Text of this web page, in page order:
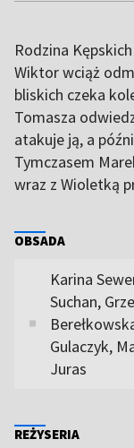
Rodzina
Wiktor wciąż
bliskich czeka
Tomasza
atakuje ją, a
Tymczasem
wraz z Wioletką
OBSADA
Karina
Suchan,
Gulaczyk,
Juras
REŻYSERIA